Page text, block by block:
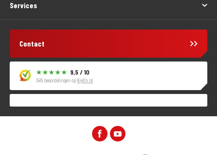
Services
Contact
9,5 / 10
3415 beoordelingen op KiyOh.nl